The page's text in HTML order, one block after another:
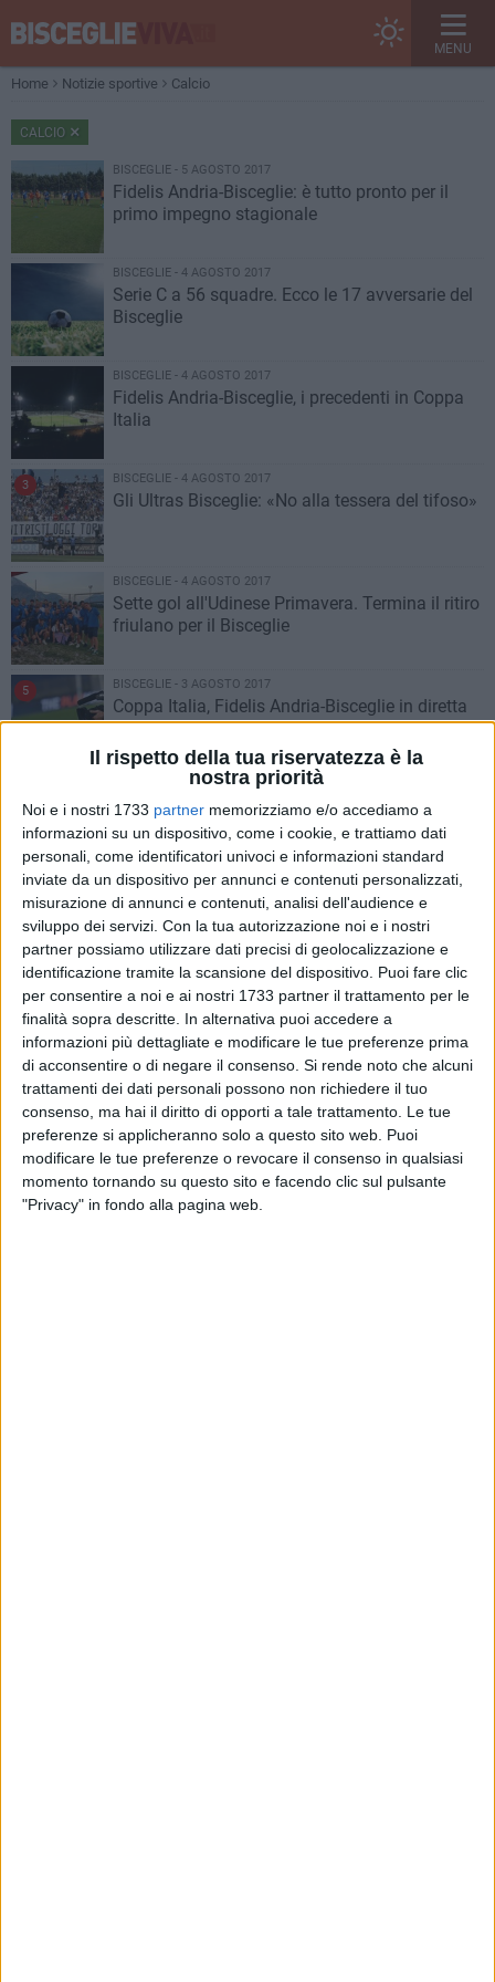
Il rispetto della tua riservatezza è la
nostra priorità
Noi e i nostri 1733 partner memorizziamo e/o accediamo a
informazioni su un dispositivo, come i cookie, e trattiamo dati
personali, come identificatori univoci e informazioni standard
inviate da un dispositivo per annunci e contenuti personalizzati,
misurazione di annunci e contenuti, analisi dell'audience e
sviluppo dei servizi. Con la tua autorizzazione noi e i nostri
partner possiamo utilizzare dati precisi di geolocalizzazione e
identificazione tramite la scansione del dispositivo. Puoi fare clic
per consentire a noi e ai nostri 1733 partner il trattamento per le
finalità sopra descritte. In alternativa puoi accedere a
informazioni più dettagliate e modificare le tue preferenze prima
di acconsentire o di negare il consenso. Si rende noto che alcuni
trattamenti dei dati personali possono non richiedere il tuo
consenso, ma hai il diritto di opporti a tale trattamento. Le tue
preferenze si applicheranno solo a questo sito web. Puoi
modificare le tue preferenze o revocare il consenso in qualsiasi
momento tornando su questo sito e facendo clic sul pulsante
"Privacy" in fondo alla pagina web.
MENU
Home Notizie sportive Calcio
CALCIO
BISCEGLIE - 5 AGOSTO 2017
Fidelis Andria-Bisceglie: è tutto pronto per il
primo impegno stagionale
BISCEGLIE - 4 AGOSTO 2017
Serie C a 56 squadre. Ecco le 17 avversarie del
Bisceglie
BISCEGLIE - 4 AGOSTO 2017
Fidelis Andria-Bisceglie, i precedenti in Coppa
Italia
3 BISCEGLIE - 4 AGOSTO 2017
Gli Ultras Bisceglie: «No alla tessera del tifoso»
BISCEGLIE - 4 AGOSTO 2017
Sette gol all'Udinese Primavera. Termina il ritiro
friulano per il Bisceglie
5 BISCEGLIE - 3 AGOSTO 2017
Coppa Italia, Fidelis Andria-Bisceglie in diretta
su Sportube
BISCEGLIE - 3 AGOSTO 2017
Don Uva, raduno in attesa del ripescaggio in
Prima categoria
BISCEGLIE - 3 AGOSTO 2017
Unione, amichevole di lusso giovedì 10 con la
Fidelis Andria
BISCEGLIE - 2 AGOSTO 2017
L'Unione ricomincia da Ruvo
BISCEGLIE - 2 AGOSTO 2017
Bisceglie, ecco la Supporter Card
BISCEGLIE - 1 AGOSTO 2017
Bisceglie, un altro difensore: Markic